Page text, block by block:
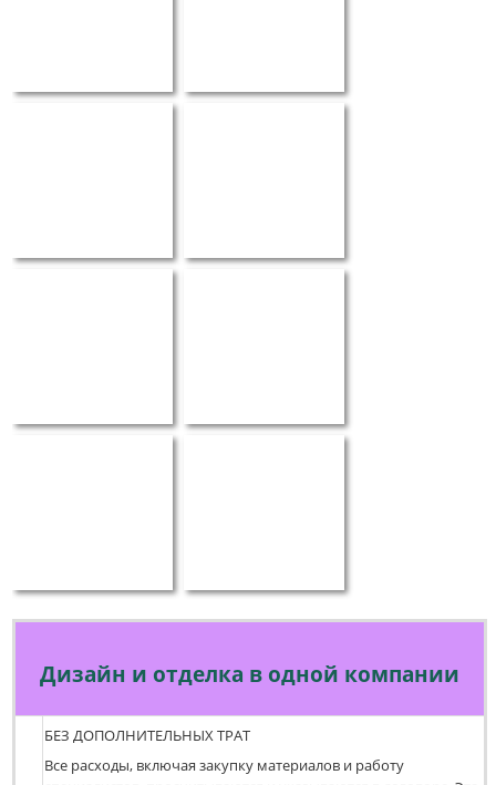
Дизайн и отделка в одной компании
БЕЗ ДОПОЛНИТЕЛЬНЫХ ТРАТ
Все расходы, включая закупку материалов и работу